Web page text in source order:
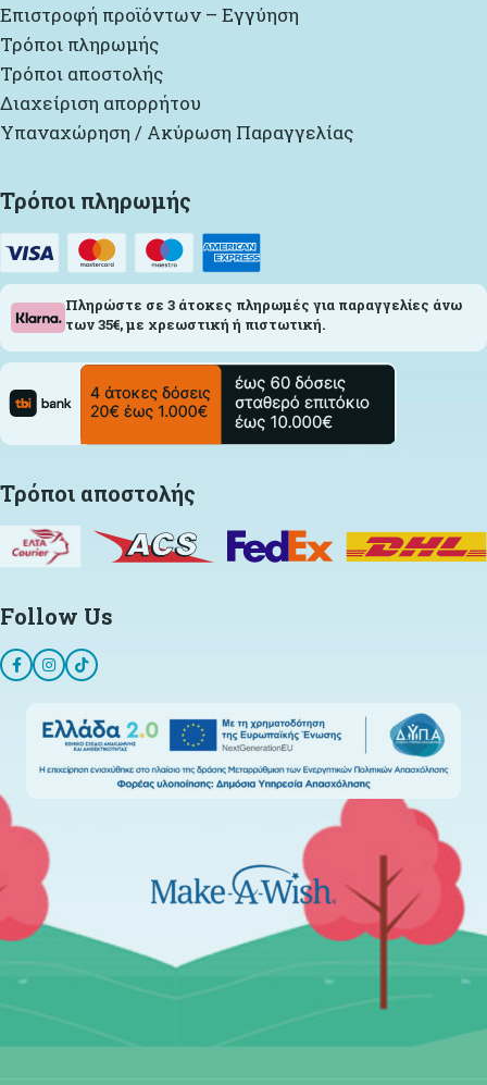
Επιστροφή προϊόντων – Εγγύηση
Τρόποι πληρωμής
Τρόποι αποστολής
Διαχείριση απορρήτου
Υπαναχώρηση / Ακύρωση Παραγγελίας
Τρόποι πληρωμής
Πληρώστε σε 3 άτοκες πληρωμές για παραγγελίες άνω
των 35€, με χρεωστική ή πιστωτική.
Τρόποι αποστολής
Follow Us